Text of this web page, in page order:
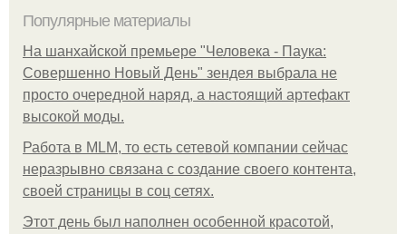
Популярные материалы
На шанхайской премьере "Человека - Паука:
Совершенно Новый День" зендея выбрала не
просто очередной наряд, а настоящий артефакт
высокой моды.
Работа в MLM, то есть сетевой компании сейчас
неразрывно связана с создание своего контента,
своей страницы в соц сетях.
Этот день был наполнен особенной красотой,